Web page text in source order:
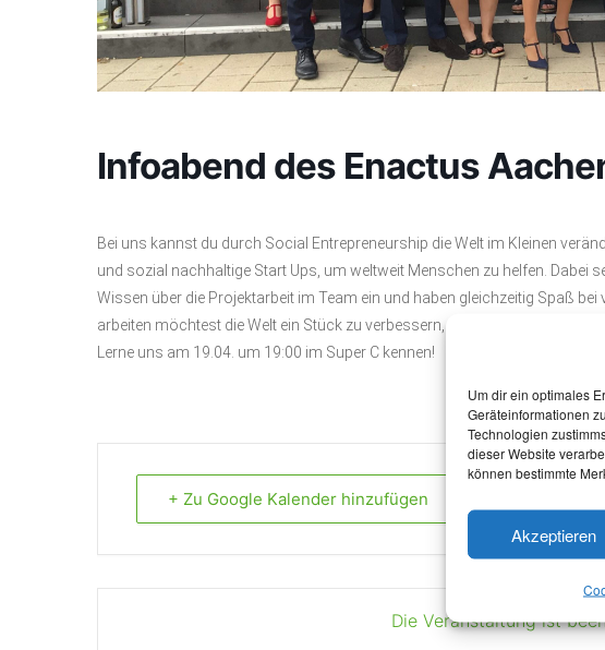
Um dir ein optimales
Geräteinformationen
Technologien
dieser Website
können bestimmte
Akzeptieren
Infoabend des Enactus
Bei uns kannst du durch Social Entrepreneurship die Welt im Kleinen
und sozial nachhaltige Start Ups, um weltweit Menschen zu helfen. Dabei
Wissen über die Projektarbeit im Team ein und haben gleichzeitig Spaß
arbeiten möchtest die Welt ein Stück zu verbessern, dann bist du bei uns
Lerne uns am 19.04. um 19:00 im Super C kennen!
+ Zu Google Kalender hinzufügen
Die Veranstaltung ist